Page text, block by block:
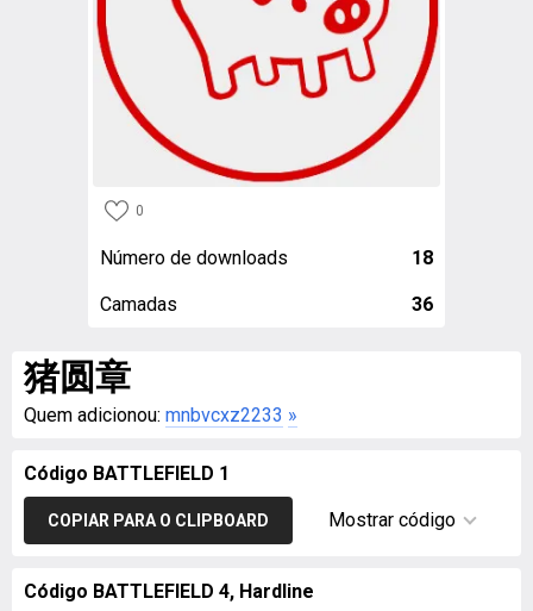
0
Número de downloads 18
Camadas 36
猪圆章
Quem adicionou: mnbvcxz2233 »
Código BATTLEFIELD 1
COPIAR PARA O CLIPBOARD Mostrar código
Código BATTLEFIELD 4, Hardline